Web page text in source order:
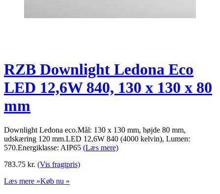
RZB Downlight Ledona Eco
LED 12,6W 840, 130 x 130 x 80
mm
Downlight Ledona eco.Mål: 130 x 130 mm, højde 80 mm,
udskæring 120 mm.LED 12,6W 840 (4000 kelvin), Lumen:
570.Energiklasse: AIP65 (Læs mere)
783.75 kr. (Vis fragtpris)
Læs mere »Køb nu »